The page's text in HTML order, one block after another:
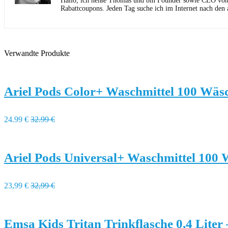
Rabattcoupons. Jeden Tag suche ich im Internet nach
Verwandte Produkte
Ariel Pods Color+ Waschmittel 100
24.99 € 32.99 €
Ariel Pods Universal+ Waschmittel 100
23,99 € 32,99 €
Emsa Kids Tritan Trinkflasche 0,4 Liter